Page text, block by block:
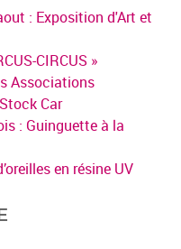
: Exposition d'Art et
CIRCUS »
Associations
Car
: Guinguette à la
en résine UV